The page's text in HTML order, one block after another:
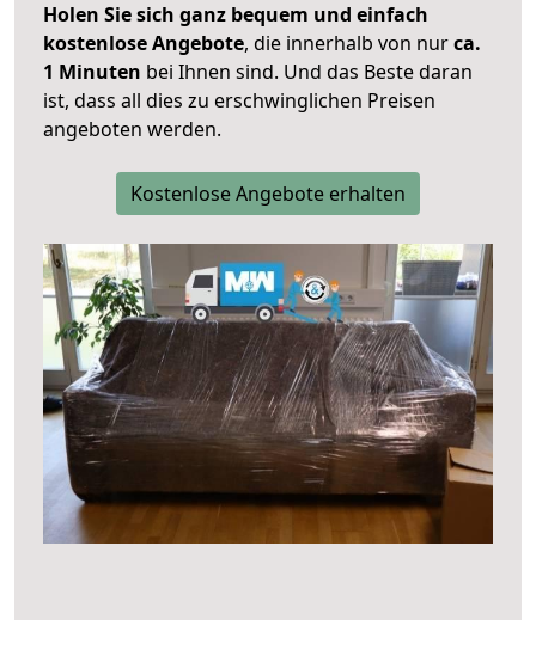
Holen Sie sich ganz bequem und einfach
kostenlose Angebote, die innerhalb von nurca.
1 Minuten bei Ihnen sind. Und das Beste daran
ist, dass all dies zu erschwinglichen Preisen
angeboten werden.
Kostenlose Angebote erhalten